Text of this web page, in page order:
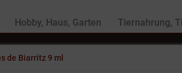
Hobby, Haus, Garten Tiernahrung,
de Biarritz 9 ml